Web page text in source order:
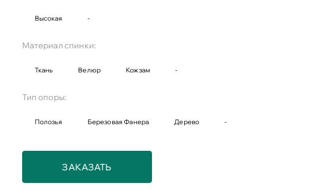
Высокая -
Материал спинки:
Ткань Велюр Кожзам -
Тип опоры:
Полозья Березовая Фанера Дерево -
ЗАКАЗАТЬ